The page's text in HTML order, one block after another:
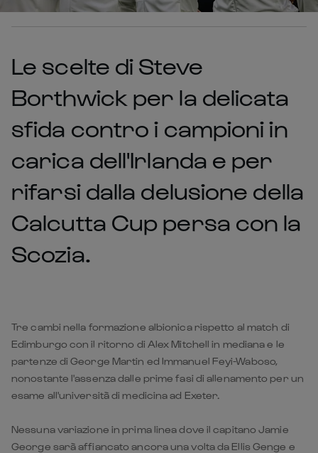
Le scelte di Steve
Borthwick per la delicata
sfida contro i campioni in
carica dell'Irlanda e per
rifarsi dalla delusione della
Calcutta Cup persa con la
Scozia.
Tre cambi nella formazione albionica rispetto al match di
Edimburgo con il ritorno di Alex Mitchell in mediana e le
partenze di George Martin ed Immanuel Feyi-Waboso,
nonostante l'assenza dalle prime fasi di allenamento per un
esame all'università di medicina ad Exeter.
Nessuna variazione in prima linea dove il capitano Jamie
George sarà affiancato ancora una volta da Ellis Genge e